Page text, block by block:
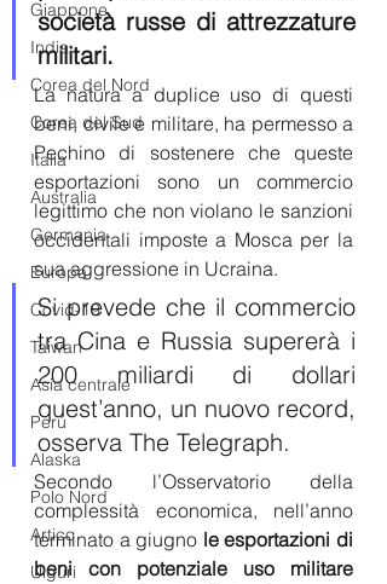
Giappone
India
Corea del Nord
Corea del Sud
Italia
Australia
Germania
Europa
Covid-19
Taiwan
Asia centrale
Perù
Alaska
Polo Nord
Artico
Uiguri
società russe di attrezzature
militari.
La natura a duplice uso di questi
beni, civile e militare, ha permesso a
Pechino di sostenere che queste
esportazioni sono un commercio
legittimo che non violano le sanzioni
occidentali imposte a Mosca per la
sua aggressione in Ucraina.
Si prevede che il commercio
tra Cina e Russia supererà i
200 miliardi di dollari
quest’anno, un nuovo record,
osserva The Telegraph.
Secondo l’Osservatorio della
complessità economica, nell’anno
terminato a giugno le esportazioni di
beni con potenziale uso militare